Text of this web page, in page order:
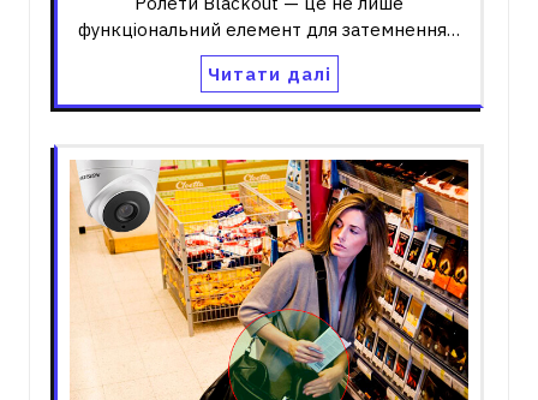
функціональний елемент для затемнення…
Читати далі